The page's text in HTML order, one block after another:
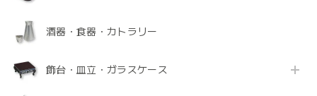
酒器・食器・カトラリー
飾台・皿立・ガラスケース